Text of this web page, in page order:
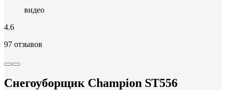
видео
4.6
97 отзывов
Снегоуборщик Champion ST556